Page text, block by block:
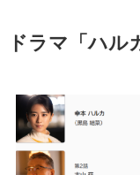
ドラマ「ハル